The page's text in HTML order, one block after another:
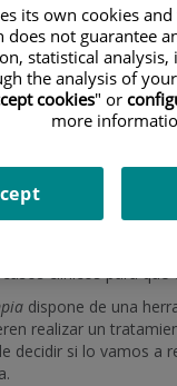
de
Miñarro
dental
los problemas
global del diente en
el doctor Fernando
gustos, la forma y
los tipos de
clínicos para
dispone de una
realizar un
decidir si lo vamos a
its own cookies
does not guarantee
statistical
the analysis of
cookies" or
more